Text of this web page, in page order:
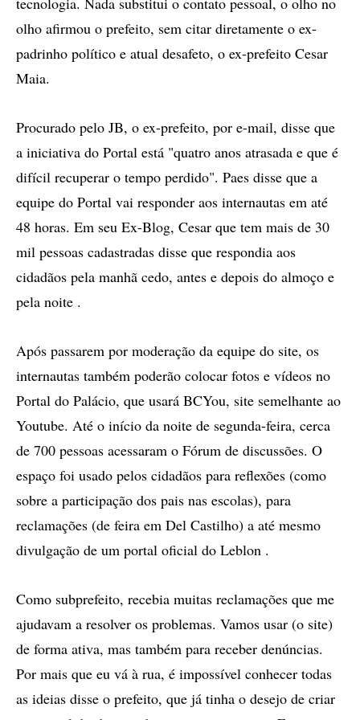
olho afirmou o prefeito, sem citar diretamente o ex-
padrinho político e atual desafeto, o ex-prefeito Cesar
Maia.
Procurado pelo JB, o ex-prefeito, por e-mail, disse que
a iniciativa do Portal está "quatro anos atrasada e que é
difícil recuperar o tempo perdido". Paes disse que a
equipe do Portal vai responder aos internautas em até
48 horas. Em seu Ex-Blog, Cesar que tem mais de 30
mil pessoas cadastradas disse que respondia aos
cidadãos pela manhã cedo, antes e depois do almoço e
pela noite .
Após passarem por moderação da equipe do site, os
internautas também poderão colocar fotos e vídeos no
Portal do Palácio, que usará BCYou, site semelhante ao
Youtube. Até o início da noite de segunda-feira, cerca
de 700 pessoas acessaram o Fórum de discussões. O
espaço foi usado pelos cidadãos para reflexões (como
sobre a participação dos pais nas escolas), para
reclamações (de feira em Del Castilho) a até mesmo
divulgação de um portal oficial do Leblon .
Como subprefeito, recebia muitas reclamações que me
ajudavam a resolver os problemas. Vamos usar (o site)
de forma ativa, mas também para receber denúncias.
Por mais que eu vá à rua, é impossível conhecer todas
as ideias disse o prefeito, que já tinha o desejo de criar